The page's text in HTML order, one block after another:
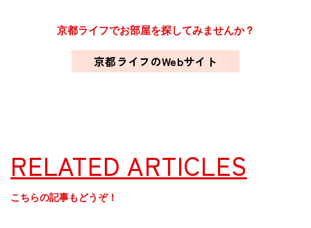
京都ライフでお部屋を探してみませんか？
京都ライフのWebサイト
RELATED ARTICLES
こちらの記事もどうぞ！